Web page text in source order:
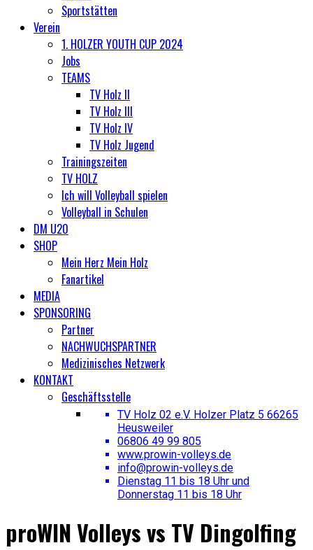
Sportstätten
Verein
1. HOLZER YOUTH CUP 2024
Jobs
TEAMS
TV Holz II
TV Holz III
TV Holz IV
TV Holz Jugend
Trainingszeiten
TV HOLZ
Ich will Volleyball spielen
Volleyball in Schulen
DM U20
SHOP
Mein Herz Mein Holz
Fanartikel
MEDIA
SPONSORING
Partner
NACHWUCHSPARTNER
Medizinisches Netzwerk
KONTAKT
Geschäftsstelle
TV Holz 02 e.V. Holzer Platz 5 66265
Heusweiler
06806 49 99 805
www.prowin-volleys.de
info@prowin-volleys.de
Dienstag 11 bis 18 Uhr und
Donnerstag 11 bis 18 Uhr
proWIN Volleys vs TV Dingolfing